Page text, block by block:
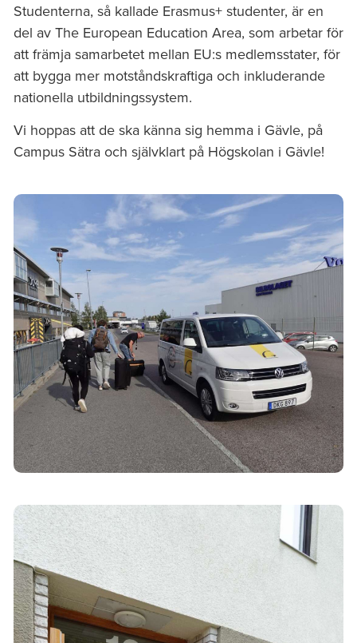
Studenterna, så kallade Erasmus+ studenter, är en
del av The European Education Area, som arbetar för
att främja samarbetet mellan EU:s medlemsstater, för
att bygga mer motståndskraftiga och inkluderande
nationella utbildningssystem.
Vi hoppas att de ska känna sig hemma i Gävle, på
Campus Sätra och självklart på Högskolan i Gävle!